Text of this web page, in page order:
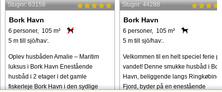
Stugnr: 63158
Bork Havn
6 personer, 105 m²
5 m till sjö/hav:.
Oplev husbåden Amalie – Maritim
luksus i Bork Havn Enestående
husbåd i 2 etager i det gamle
fiskerleje Bork Havn i den sydlige
Stugnr: 44288
Bork Havn
6 personer, 105 m²
5 m till sjö/hav:.
Velkommen til en helt speciel ferie
vandet! Denne smukke husbåd i
Havn, beliggende langs Ringkøbing
Fjord, byder på en enestående